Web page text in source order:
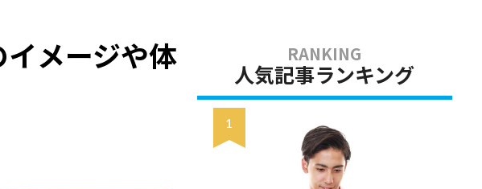
メージや体
人気記事ランキング